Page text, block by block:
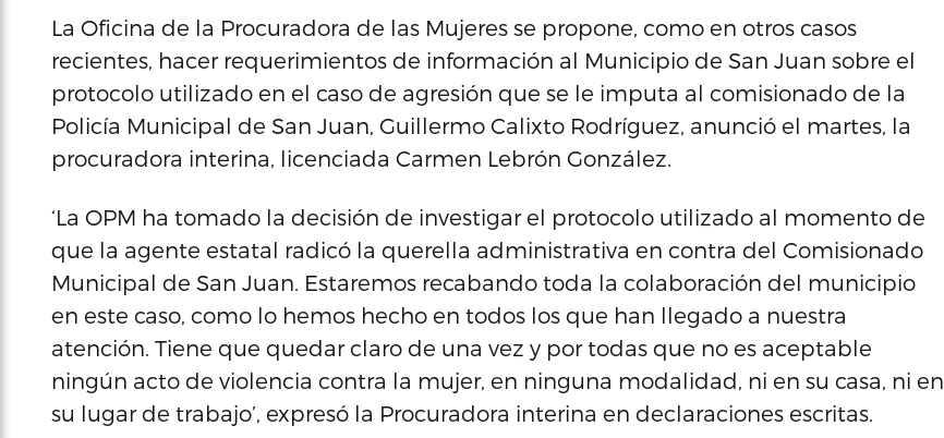
La Oficina de la Procuradora de las Mujeres se propone, como en otros casos
recientes, hacer requerimientos de información al Municipio de San Juan sobre el
protocolo utilizado en el caso de agresión que se le imputa al comisionado de la
Policía Municipal de San Juan, Guillermo Calixto Rodríguez, anunció el martes, la
procuradora interina, licenciada Carmen Lebrón González.
‘La OPM ha tomado la decisión de investigar el protocolo utilizado al momento de
que la agente estatal radicó la querella administrativa en contra del Comisionado
Municipal de San Juan. Estaremos recabando toda la colaboración del municipio
en este caso, como lo hemos hecho en todos los que han llegado a nuestra
atención. Tiene que quedar claro de una vez y por todas que no es aceptable
ningún acto de violencia contra la mujer, en ninguna modalidad, ni en su casa, ni en
su lugar de trabajo’, expresó la Procuradora interina en declaraciones escritas.